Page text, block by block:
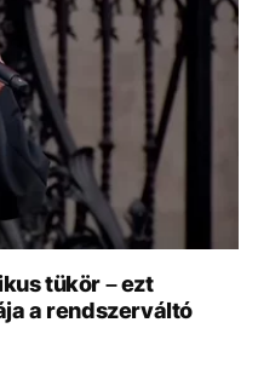
tükör – ezt
a rendszerváltó